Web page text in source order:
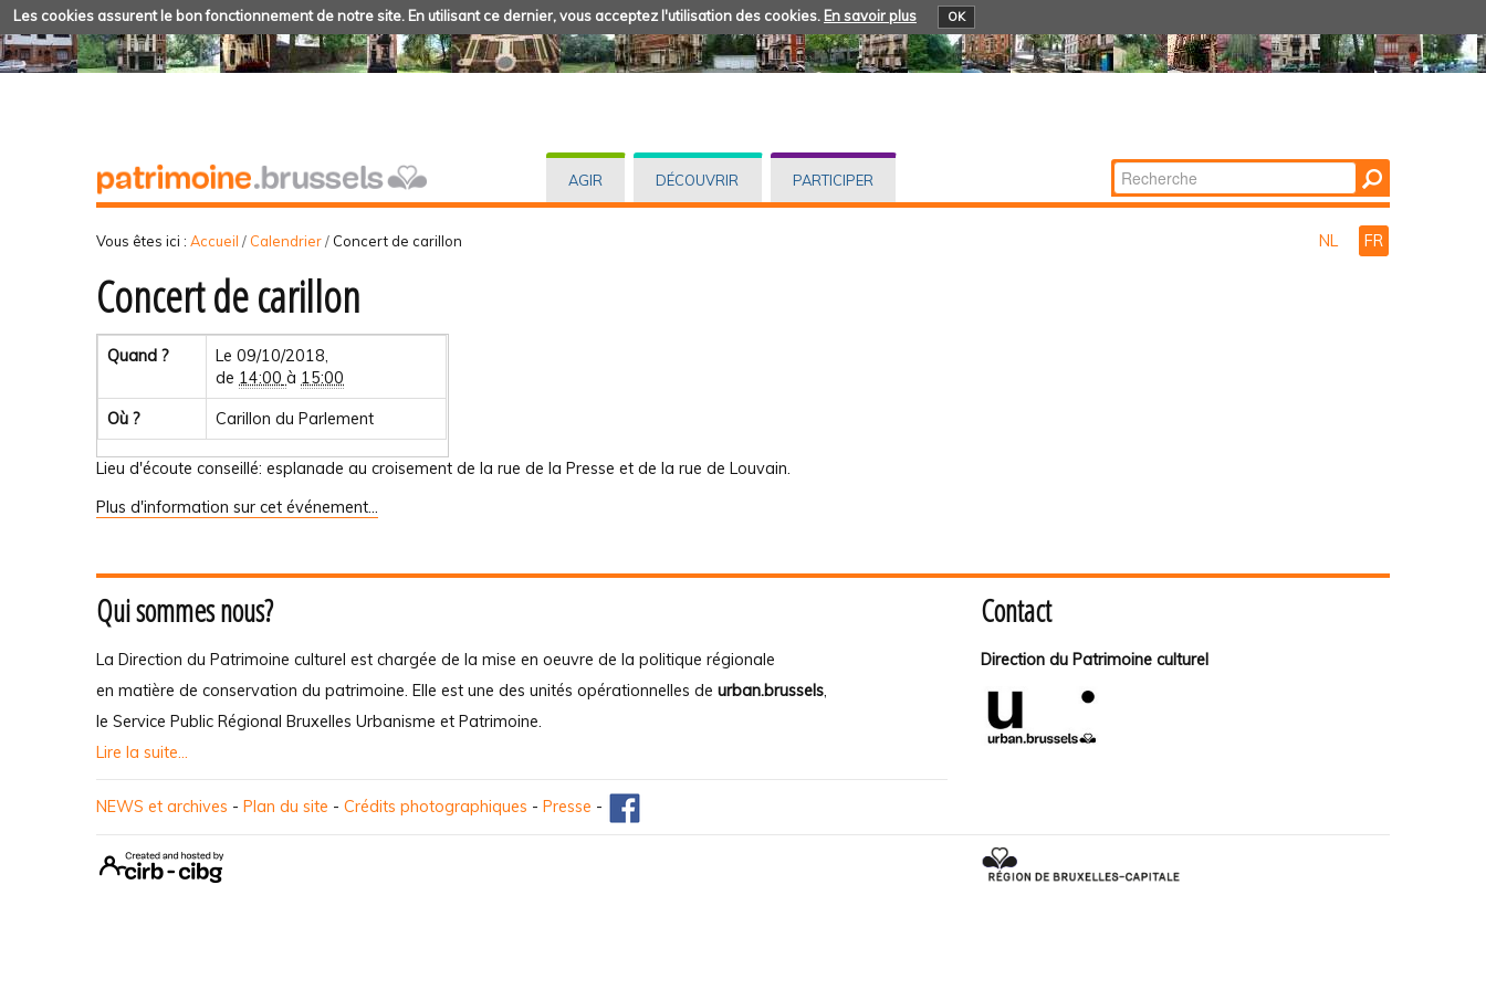
Les cookies assurent le bon fonctionnement de notre site. En utilisant ce dernier, vous acceptez l'utilisation des cookies. En savoir plus OK
AGIR DÉCOUVRIR PARTICIPER Chercher par
Recherche
Vous êtes ici : Accueil / Calendrier/ Concert de carillon NL FR
Concert de carillon
Quand ?
Le 09/10/2018,
de 14:00 à 15:00
Où ? Carillon du Parlement
Lieu d'écoute conseillé: esplanade au croisement de la rue de la Presse et de la rue de Louvain.
Plus d'information sur cet événement…
Qui sommes nous?
La Direction du Patrimoine culturel est chargée de la mise en oeuvre de la politique régionale
en matière de conservation du patrimoine. Elle est une des unités opérationnelles de urban.brussels,
le Service Public Régional Bruxelles Urbanisme et Patrimoine.
Lire la suite...
Contact
Direction du Patrimoine culturel
NEWS et archives - Plan du site - Crédits photographiques - Presse -